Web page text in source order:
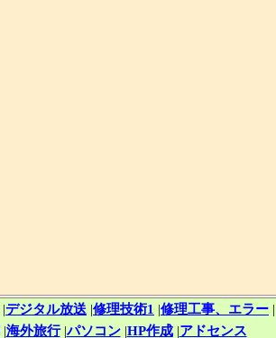
|デジタル放送 |修理技術1 |修理工事、エラー |
|海外旅行|パソコン|HP作成|アドセンス